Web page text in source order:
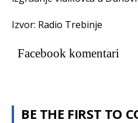
Izvor: Radio Trebinje
Facebook komentari
BE THE FIRST TO